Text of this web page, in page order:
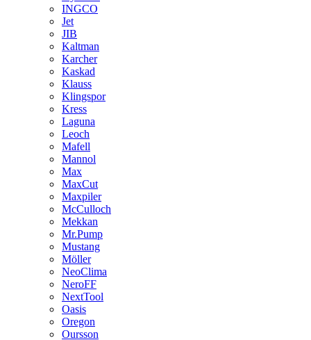
INGCO
Jet
JIB
Kaltman
Karcher
Kaskad
Klauss
Klingspor
Kress
Laguna
Leoch
Mafell
Mannol
Max
MaxCut
Maxpiler
McCulloch
Mekkan
Mr.Pump
Mustang
Möller
NeoClima
NeroFF
NextTool
Oasis
Oregon
Oursson